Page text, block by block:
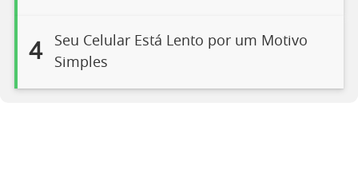
4
Seu Celular Está Lento por um Motivo
Simples